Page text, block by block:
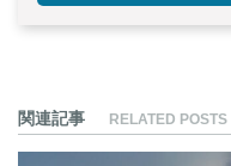
関連記事 RELATED POSTS